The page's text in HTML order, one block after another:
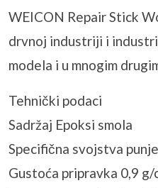
WEICON Repair Stick
drvnoj industriji i
modela i u mnogim
Tehnički podaci
Sadržaj Epoksi smola
Specifična svojstva
Gustoća pripravka 0,9 g/